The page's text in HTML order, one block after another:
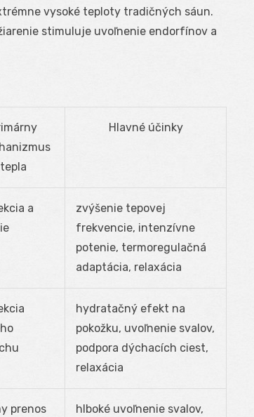
vysoké teploty tradičných sáun.
stimuluje uvoľnenie endorfínov a
tepla
Hlavné účinky
a
zvýšenie tepovej
frekvencie, intenzívne
potenie, termoregulačná
adaptácia, relaxácia
hydratačný efekt na
pokožku, uvoľnenie svalov,
podpora dýchacích ciest,
relaxácia
prenos
hlboké uvoľnenie svalov,